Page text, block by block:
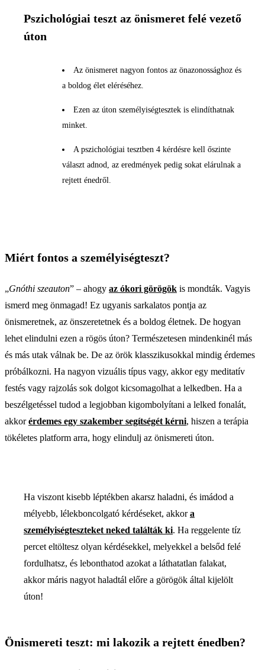
Pszichológiai teszt az önismeret felé vezető
úton
Az önismeret nagyon fontos az önazonossághoz és
a boldog élet eléréséhez.
Ezen az úton személyiségtesztek is elindíthatnak
minket.
A pszichológiai tesztben 4 kérdésre kell őszinte
választ adnod, az eredmények pedig sokat elárulnak a
rejtett énedről.
Miért fontos a személyiségteszt?
„Gnóthi szeauton” – ahogy az ókori görögök is mondták. Vagyis
ismerd meg önmagad! Ez ugyanis sarkalatos pontja az
önismeretnek, az önszeretetnek és a boldog életnek. De hogyan
lehet elindulni ezen a rögös úton? Természetesen mindenkinél más
és más utak válnak be. De az örök klasszikusokkal mindig érdemes
próbálkozni. Ha nagyon vizuális típus vagy, akkor egy meditatív
festés vagy rajzolás sok dolgot kicsomagolhat a lelkedben. Ha a
beszélgetéssel tudod a legjobban kigombolyítani a lelked fonalát,
akkorérdemes egy szakember segítségét kérni, hiszen a terápia
tökéletes platform arra, hogy elindulj az önismereti úton.
Ha viszont kisebb léptékben akarsz haladni, és imádod a
mélyebb, lélekboncolgató kérdéseket, akkora
személyiségteszteket neked találták ki. Ha reggelente tíz
percet eltöltesz olyan kérdésekkel, melyekkel a belsőd felé
fordulhatsz, és lebonthatod azokat a láthatatlan falakat,
akkor máris nagyot haladtál előre a görögök által kijelölt
úton!
Önismereti teszt: mi lakozik a rejtett énedben?